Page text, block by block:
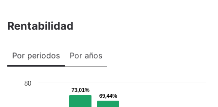
Rentabilidad
Por periodos Por años
73,01%
73,01%
69,44%
69,44%
80